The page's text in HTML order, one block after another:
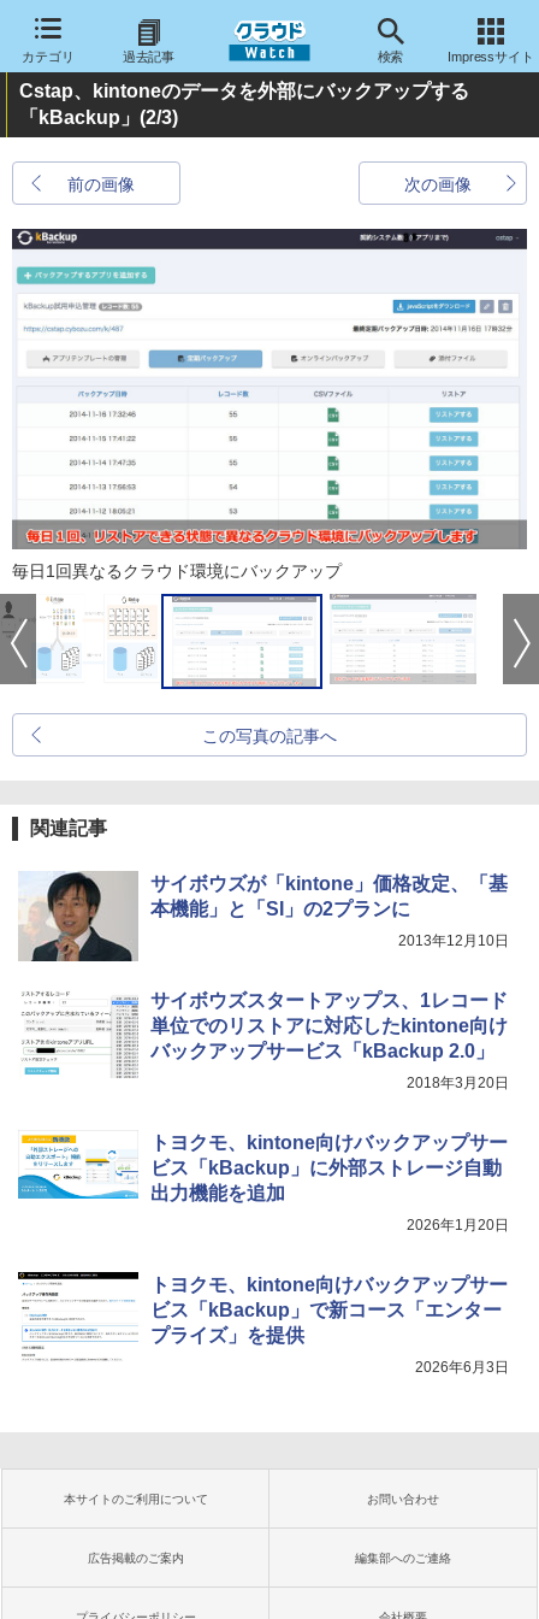
カテゴリ 過去記事 検索 Impressサイト
Cstap、kintoneのデータを外部にバックアップする
「kBackup」 (2/3)
前の画像 次の画像
毎日1回異なるクラウド環境にバックアップ
この写真の記事へ
関連記事
サイボウズが「kintone」価格改定、「基
本機能」と「SI」の2プランに
2013年12月10日
サイボウズスタートアップス、1レコード
単位でのリストアに対応したkintone向け
バックアップサービス「kBackup 2.0」
2018年3月20日
トヨクモ、kintone向けバックアップサー
ビス「kBackup」に外部ストレージ自動
出力機能を追加
2026年1月20日
トヨクモ、kintone向けバックアップサー
ビス「kBackup」で新コース「エンター
プライズ」を提供
2026年6月3日
本サイトのご利用について お問い合わせ
広告掲載のご案内 編集部へのご連絡